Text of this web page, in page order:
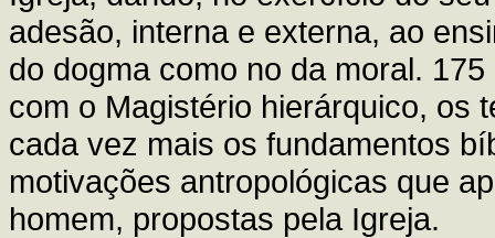
adesão, interna e externa, ao
do dogma como no da moral.
com o Magistério hierárquico, os
cada vez mais os fundamentos
motivações antropológicas que
homem, propostas pela Igreja.